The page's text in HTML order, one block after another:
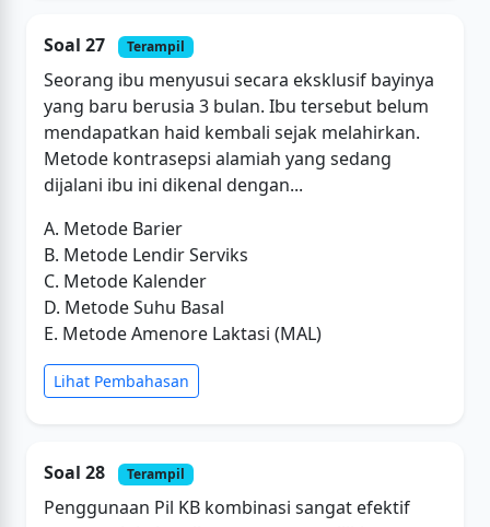
Soal 27 Terampil
Seorang ibu menyusui secara eksklusif bayinya
yang baru berusia 3 bulan. Ibu tersebut belum
mendapatkan haid kembali sejak melahirkan.
Metode kontrasepsi alamiah yang sedang
dijalani ibu ini dikenal dengan...
A. Metode Barier
B. Metode Lendir Serviks
C. Metode Kalender
D. Metode Suhu Basal
E. Metode Amenore Laktasi (MAL)
Lihat Pembahasan
Soal 28 Terampil
Penggunaan Pil KB kombinasi sangat efektif